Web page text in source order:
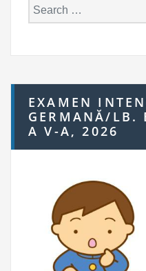
e
h
f
o
r:
EXAMEN
GERMANĂ/LB.
A V-A, 2026